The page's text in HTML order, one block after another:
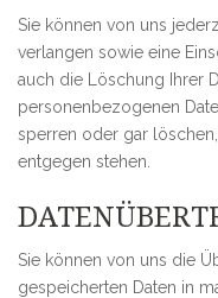
Sie können von uns
verlangen sowie eine
auch die Löschung Ihrer
personenbezogenen
sperren oder gar
entgegen stehen.
Sie können von uns die
gespeicherten Daten in